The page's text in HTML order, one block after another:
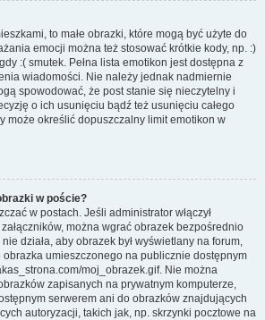
to małe obrazki, które mogą być użyte do
emocji można też stosować krótkie kody, np. :)
:( smutek. Pełna lista emotikon jest dostępna z
wiadomości. Nie należy jednak nadmiernie
spowodować, że post stanie się nieczytelny i
o ich usunięciu bądź też usunięciu całego
może określić dopuszczalny limit emotikon w
w poście?
w postach. Jeśli administrator włączył
można wgrać obrazek bezpośrednio
działa, aby obrazek był wyświetlany na forum,
umieszczonego na publicznie dostępnym
moj_obrazek.gif. Nie można
zapisanych na prywatnym komputerze,
serwerem ani do obrazków znajdujących
autoryzacji, takich jak, np. skrzynki pocztowe na